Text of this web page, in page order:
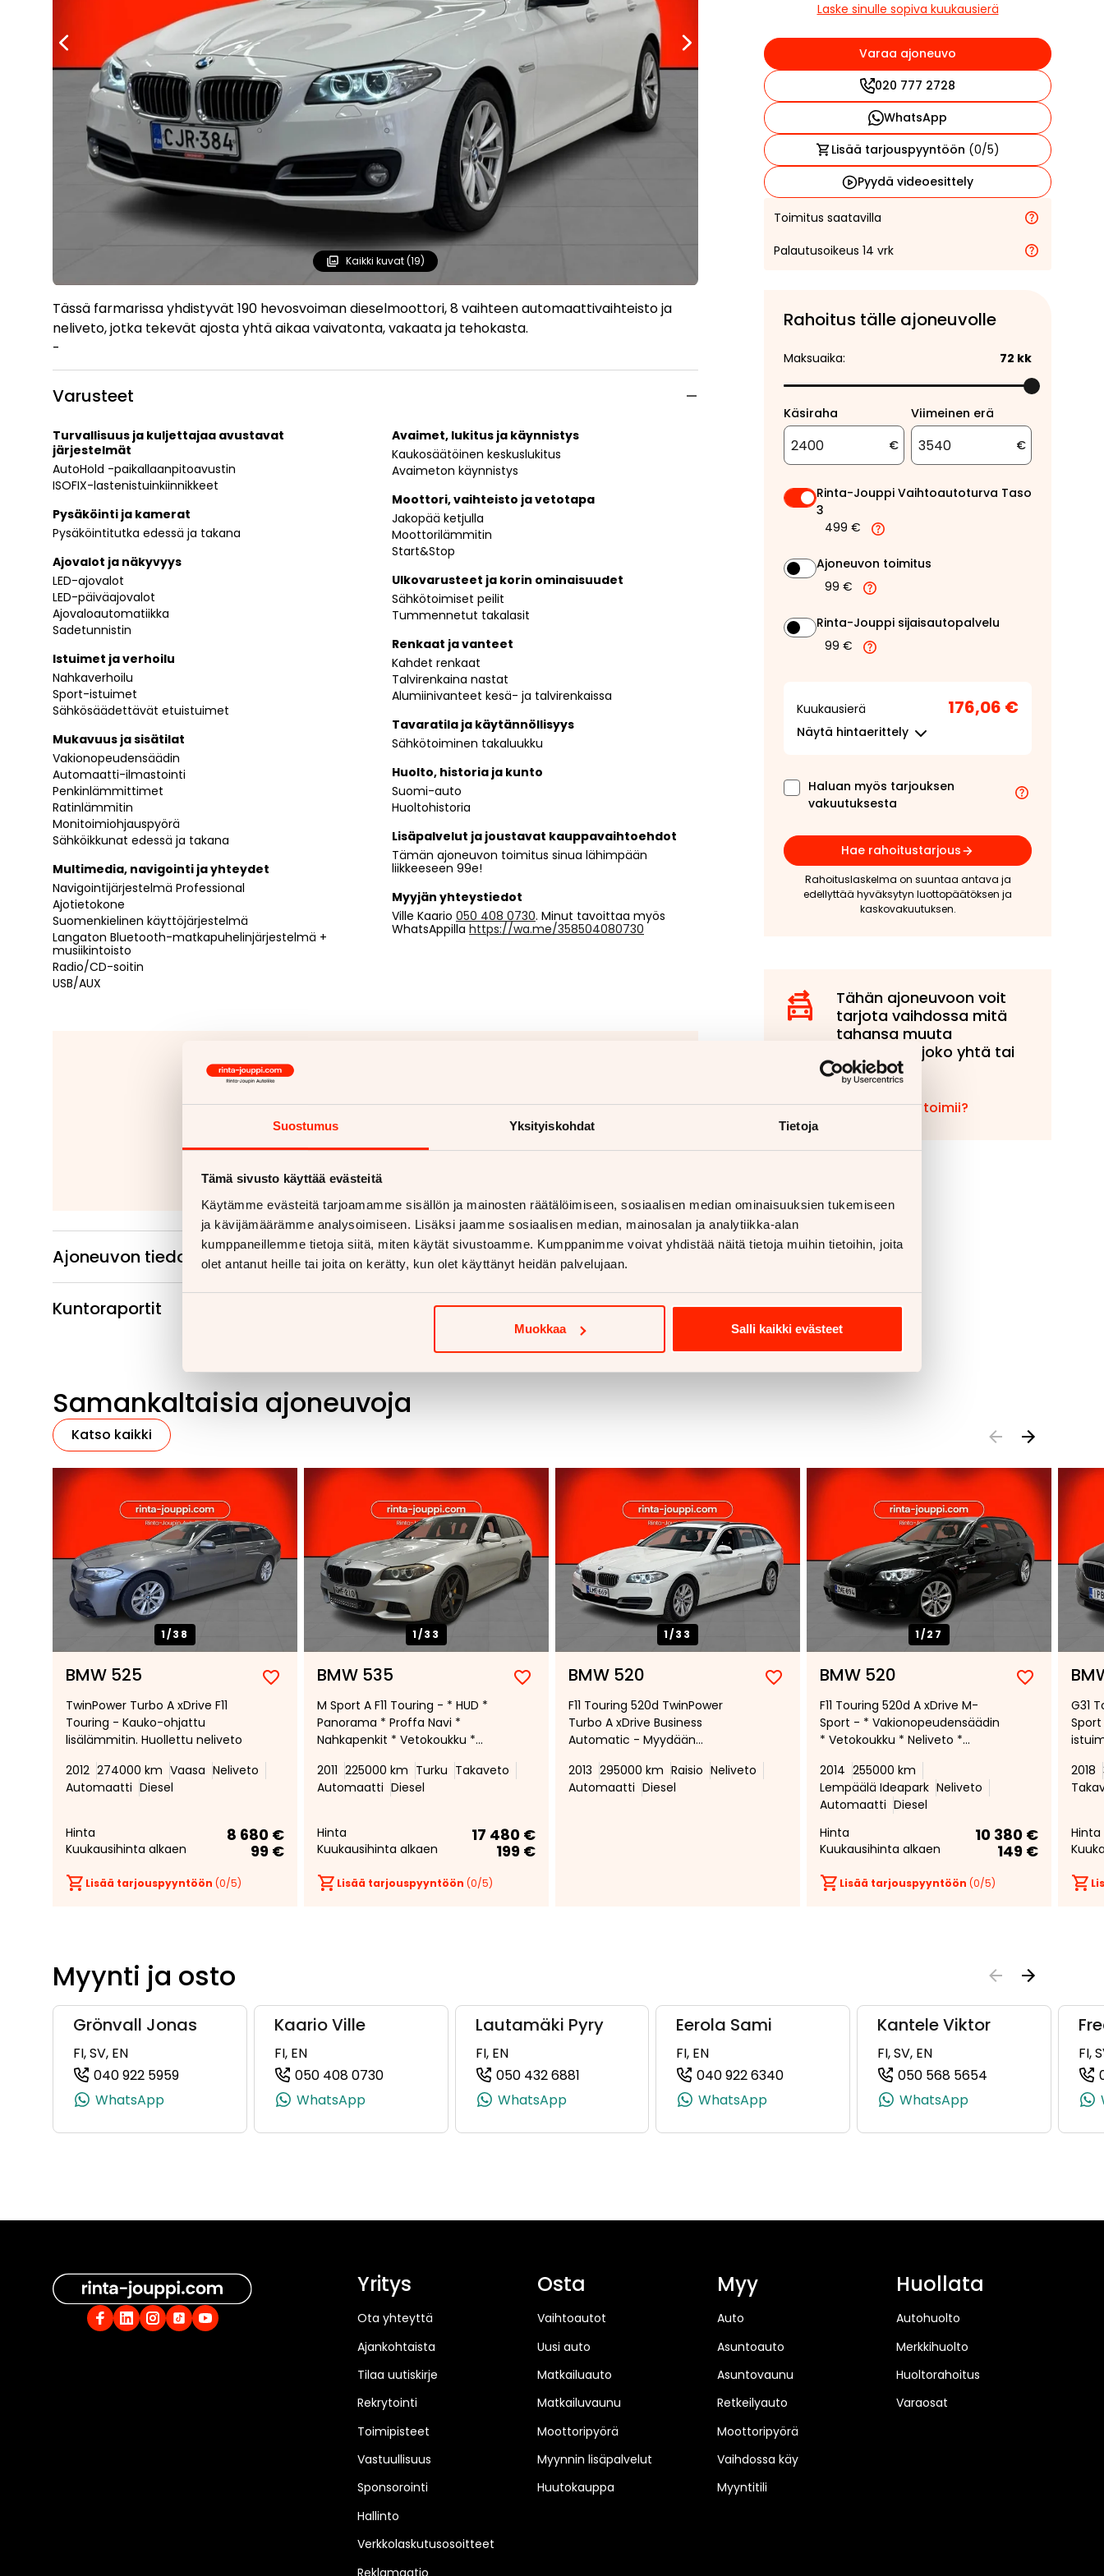
Suostumus Yksityiskohdat Tietoja
Tämä sivusto käyttää evästeitä
Käytämme evästeitä tarjoamamme sisällön ja mainosten räätälöimiseen, sosiaalisen median ominaisuuksien tukemiseen
ja kävijämäärämme analysoimiseen. Lisäksi jaamme sosiaalisen median, mainosalan ja analytiikka-alan
kumppaneillemme tietoja siitä, miten käytät sivustoamme. Kumppanimme voivat yhdistää näitä tietoja muihin tietoihin, joita
olet antanut heille tai joita on kerätty, kun olet käyttänyt heidän palvelujaan.
Muokkaa Salli kaikki evästeet
Kaikki kuvat (19)
Tässä farmarissa yhdistyvät 190 hevosvoiman dieselmoottori, 8 vaihteen automaattivaihteisto ja
neliveto, jotka tekevät ajosta yhtä aikaa vaivatonta, vakaata ja tehokasta.
-
Varusteet
Turvallisuus ja kuljettajaa avustavat
järjestelmät
AutoHold -paikallaanpitoavustin
ISOFIX-lastenistuinkiinnikkeet
Pysäköinti ja kamerat
Pysäköintitutka edessä ja takana
Ajovalot ja näkyvyys
LED-ajovalot
LED-päiväajovalot
Ajovaloautomatiikka
Sadetunnistin
Istuimet ja verhoilu
Nahkaverhoilu
Sport-istuimet
Sähkösäädettävät etuistuimet
Mukavuus ja sisätilat
Vakionopeudensäädin
Automaatti-ilmastointi
Penkinlämmittimet
Ratinlämmitin
Monitoimiohjauspyörä
Sähköikkunat edessä ja takana
Multimedia, navigointi ja yhteydet
Navigointijärjestelmä Professional
Ajotietokone
Suomenkielinen käyttöjärjestelmä
Langaton Bluetooth-matkapuhelinjärjestelmä +
musiikintoisto
Radio/CD-soitin
USB/AUX
Avaimet, lukitus ja käynnistys
Kaukosäätöinen keskuslukitus
Avaimeton käynnistys
Moottori, vaihteisto ja vetotapa
Jakopää ketjulla
Moottorilämmitin
Start&Stop
Ulkovarusteet ja korin ominaisuudet
Sähkötoimiset peilit
Tummennetut takalasit
Renkaat ja vanteet
Kahdet renkaat
Talvirenkaina nastat
Alumiinivanteet kesä- ja talvirenkaissa
Tavaratila ja käytännöllisyys
Sähkötoiminen takaluukku
Huolto, historia ja kunto
Suomi-auto
Huoltohistoria
Lisäpalvelut ja joustavat kauppavaihtoehdot
Tämän ajoneuvon toimitus sinua lähimpään
liikkeeseen 99e!
Myyjän yhteystiedot
Ville Kaario 050 408 0730. Minut tavoittaa myös
WhatsAppilla https://wa.me/358504080730
Jäitkö kaipaamaan vetokoukkua?
Kiinteät koukut alk. 670€
Lue lisää
Ajoneuvon tiedot
Kuntoraportit
Laske sinulle sopiva kuukausierä
Varaa ajoneuvo
020 777 2728
WhatsApp
Lisää tarjouspyyntöön (0/5)
Pyydä videoesittely
Toimitus saatavilla
Palautusoikeus 14 vrk
Rahoitus tälle ajoneuvolle
Maksuaika: 72 kk
Käsiraha
€
Viimeinen erä
€
Rinta-Jouppi Vaihtoautoturva Taso
3
499 €
Ajoneuvon toimitus
99 €
Rinta-Jouppi sijaisautopalvelu
99 €
Kuukausierä 176,06 €
Näytä hintaerittely
Haluan myös tarjouksen
vakuutuksesta
Hae rahoitustarjous
Rahoituslaskelma on suuntaa antava ja
edellyttää hyväksytyn luottopäätöksen ja
kaskovakuutuksen.
Tähän ajoneuvoon voit
tarjota vaihdossa mitä
tahansa muuta
ajoneuvoa, joko yhtä tai
useampaa!
Miten vaihto toimii?
Samankaltaisia ajoneuvoja
Katso kaikki
1/38
BMW 525
Lisää
suosikiksi
Poista
suosikeista
TwinPower Turbo A xDrive F11
Touring - Kauko-ohjattu
lisälämmitin. Huollettu neliveto
2012 274000 km Vaasa Neliveto
Automaatti Diesel
Hinta 8 680 €
Kuukausihinta alkaen 99 €
Lisää tarjouspyyntöön (0/5)
1/33
BMW 535
Lisää
suosikiksi
Poista
suosikeista
M Sport A F11 Touring - * HUD *
Panorama * Proffa Navi *
Nahkapenkit * Vetokoukku *
Navigointijärjestelmä *
Peruutuskamera *
2011 225000 km Turku Takaveto
Automaatti Diesel
Hinta 17 480 €
Kuukausihinta alkaen 199 €
Lisää tarjouspyyntöön (0/5)
1/33
BMW 520
Lisää
suosikiksi
Poista
suosikeista
F11 Touring 520d TwinPower
Turbo A xDrive Business
Automatic - Myydään
https://huutokaupat.com/kohd
e/6455518/bmw-520-2013
2013 295000 km Raisio Neliveto
Automaatti Diesel
1/27
BMW 520
Lisää
suosikiksi
Poista
F11 Touring 520d A xDrive M-
Sport - * Vakionopeudensäädin
* Vetokoukku * Neliveto *
Lohkolämmitin
/Moottorinlämmitin
sisäpistokkeella *
2014 255000 km
Lempäälä Ideapark Neliveto
Automaatti Diesel
Hinta
10 380 €
Kuukausihinta alkaen 149 €
Lisää tarjouspyyntöön (0/5)
G31
2018
Hinta
Myynti ja osto
Grönvall Jonas
FI, SV, EN
040 922 5959
(+358409225959, 0409225959, +358 40 922 5959)
WhatsApp
Kaario Ville
FI, EN
050 408 0730
(+358504080730, 0504080730, +358 50 408 0730)
WhatsApp
Lautamäki Pyry
FI, EN
050 432 6881
(+358504326881, 0504326881, +358 50 432 6881)
WhatsApp
Eerola Sami
FI, EN
040 922 6340
(+358409226340, 0409226340, +358 40 922
WhatsApp
Kantele Viktor
FI, SV, EN
050 568 5654
WhatsApp
FI,
Yritys
Ota yhteyttä
Ajankohtaista
Tilaa uutiskirje
Rekrytointi
Toimipisteet
Vastuullisuus
Sponsorointi
Hallinto
Verkkolaskutusosoitteet
Reklamaatio
Osta
Vaihtoautot
Uusi auto
Matkailuauto
Matkailuvaunu
Moottoripyörä
Myynnin lisäpalvelut
Huutokauppa
Myy
Auto
Asuntoauto
Asuntovaunu
Retkeilyauto
Moottoripyörä
Vaihdossa käy
Myyntitili
Huollata
Autohuolto
Merkkihuolto
Huoltorahoitus
Varaosat